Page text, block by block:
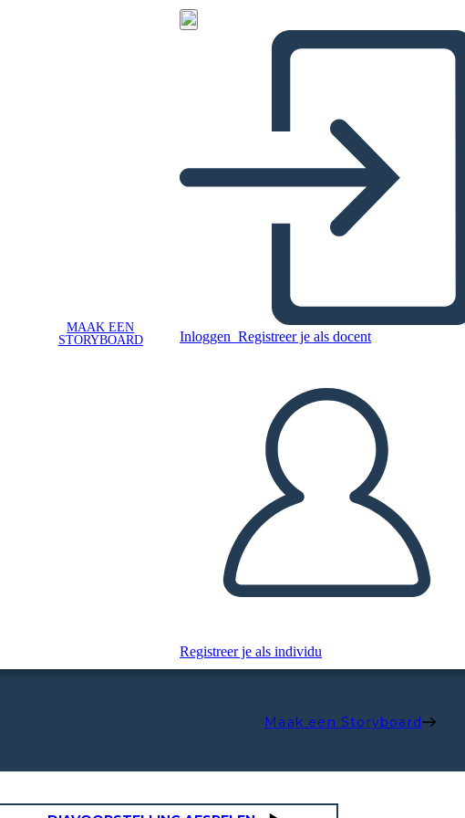
MAAK EEN
STORYBOARD
Inloggen Registreer je als docent
Registreer je als individu
Maak een Storyboard